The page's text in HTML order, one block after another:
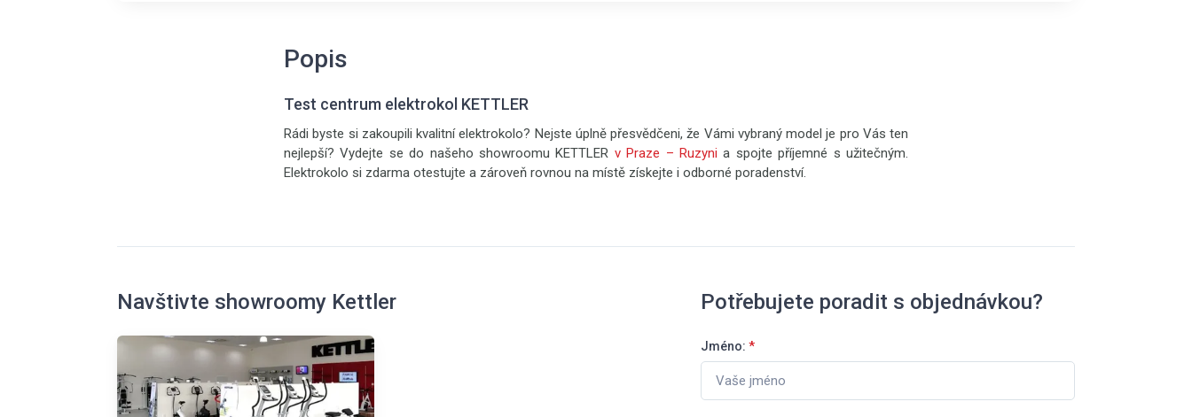
Popis
Test centrum elektrokol KETTLER
Rádi byste si zakoupili kvalitní elektrokolo? Nejste úplně přesvědčeni, že Vámi vybraný model je pro Vás ten
nejlepší? Vydejte se do našeho showroomu KETTLER v Praze – Ruzyni a spojte příjemné s užitečným.
Elektrokolo si zdarma otestujte a zároveň rovnou na místě získejte i odborné poradenství.
Navštivte showroomy Kettler Potřebujete poradit s objednávkou?
Jméno: *